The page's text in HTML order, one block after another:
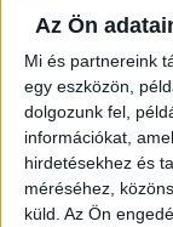
Az Ön
Mi és partnereink
egy eszközön,
dolgozunk fel,
információkat,
hirdetésekhez és
méréséhez,
küld. Az Ön